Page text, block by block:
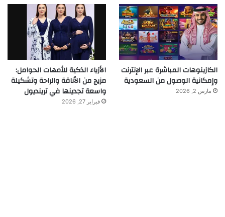
الكازينوهات المباشرة عبر الإنترنت
وإمكانية الوصول من السعودية
مارس 2, 2026
الأزياء الذكية للأمهات الحوامل:
مزيج من الأناقة والراحة وتشكيلة
واسعة تجدينها في ترينديول
فبراير 27, 2026